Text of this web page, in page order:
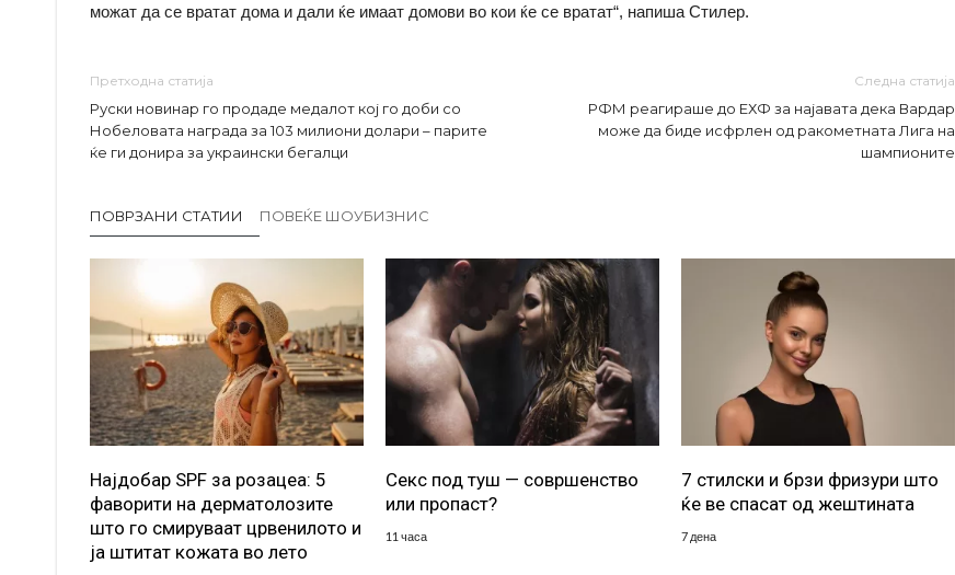
можат да се вратат дома и дали ќе имаат домови во кои ќе се вратат“, напиша Стилер.
Претходна статија
Руски новинар го продаде медалот кој го доби со
Нобеловата награда за 103 милиони долари – парите
ќе ги донира за украински бегалци
Следна статија
РФМ реагираше до ЕХФ за најавата дека Вардар
може да биде исфрлен од ракометната Лига на
шампионите
ПОВРЗАНИ СТАТИИ ПОВЕЌЕ ШОУБИЗНИС
Најдобар SPF за розацеа: 5
фаворити на дерматолозите
што го смируваат црвенилото и
ја штитат кожата во лето
Секс под туш — совршенство
или пропаст?
11 часа
7 стилски и брзи фризури што
ќе ве спасат од жештината
7 дена